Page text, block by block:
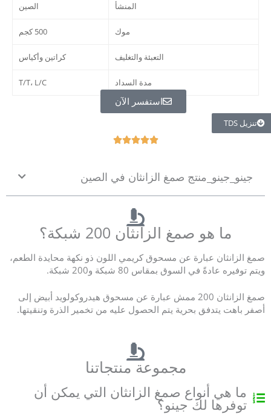
المنشأ الصين
موك 500 كجم
التعبئة والتغليف كراتين وأكياس
مدة السداد T/T، L/C
استفسر الآن
تنزيل TDS





V
u
o
n
e
u
جينو_جينو_منتج صمغ الزانثان في الصين
ما هو صمغ الزانثان 200 شبكة؟
صمغ الزانثان عبارة عن مسحوق كريمي اللون ذو نكهة محايدة الطعم،
ويتم توفيره عادةً في السوق بمقاس 80 شبكة و200 شبكة.
صمغ الزانثان 200 ممش عبارة عن مسحوق هيدروكولويد أبيض إلى
أصفر باهت يتدفق بحرية يتم الحصول عليه من تخمير الذرة وتنقيتها.
مجموعة منتجاتنا
ما هي أنواع صمغ الزانثان التي يمكن أن
توفرها لك جينو؟